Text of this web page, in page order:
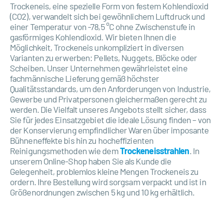
Trockeneis, eine spezielle Form von festem Kohlendioxid
(CO2), verwandelt sich bei gewöhnlichem Luftdruck und
einer Temperatur von -78,5 °C ohne Zwischenstufe in
gasförmiges Kohlendioxid. Wir bieten Ihnen die
Möglichkeit, Trockeneis unkompliziert in diversen
Varianten zu erwerben: Pellets, Nuggets, Blöcke oder
Scheiben. Unser Unternehmen gewährleistet eine
fachmännische Lieferung gemäß höchster
Qualitätsstandards, um den Anforderungen von Industrie,
Gewerbe und Privatpersonen gleichermaßen gerecht zu
werden. Die Vielfalt unseres Angebots stellt sicher, dass
Sie für jedes Einsatzgebiet die ideale Lösung finden – von
der Konservierung empfindlicher Waren über imposante
Bühneneffekte bis hin zu hocheffizienten
Reinigungsmethoden wie demTrockeneisstrahlen. In
unserem Online-Shop haben Sie als Kunde die
Gelegenheit, problemlos kleine Mengen Trockeneis zu
ordern. Ihre Bestellung wird sorgsam verpackt und ist in
Größenordnungen zwischen 5 kg und 10 kg erhältlich.